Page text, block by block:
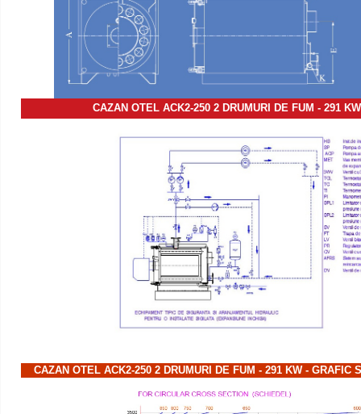
CAZAN OTEL ACK2-250 2 DRUMURI DE FUM - 291
CAZAN OTEL ACK2-250 2 DRUMURI DE FUM - 291 KW - GRAFIC